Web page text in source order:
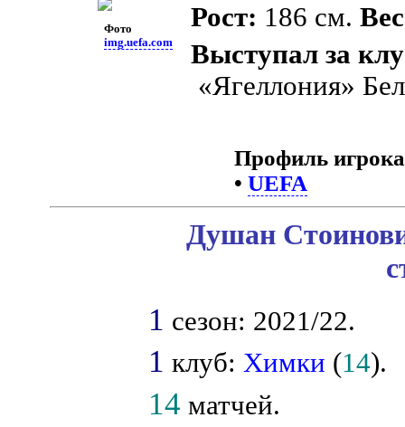
Фото
img.uefa.com
Рост: 186 см.
Выступал за
«Ягеллония»
Профиль
• UEFA
Душан
1 сезон: 2021/22.
1 клуб:Химки (14).
14 матчей.